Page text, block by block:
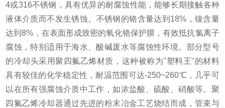
4或316不锈钢，具有优异的耐腐蚀性能，能够长期接触各种
液体介质而不发生锈蚀。不锈钢的铬含量达到18%，镍含量
达到8%，在表面形成致密的氧化铬保护膜，有效抵抗氯离子
腐蚀，特别适用于海水、酸碱废水等腐蚀性环境。部分型号
的冷却头采用聚四氟乙烯材质，这种被称为"塑料王"的材料
具有较佳的化学稳定性，耐温范围可达-250~260℃，几乎可
以在所有强腐蚀介质中工作，如浓盐酸、硫酸、硝酸等。聚
四氟乙烯冷却器通过先进的粉末冶金工艺烧结而成，管束与